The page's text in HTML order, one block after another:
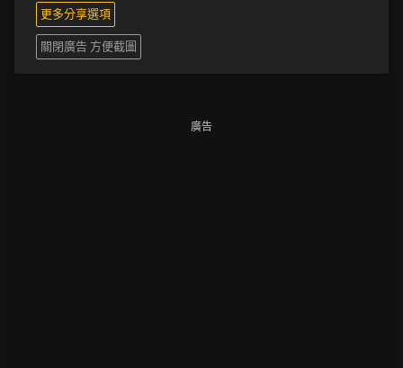
更多分享選項
關閉廣告 方便截圖
廣告